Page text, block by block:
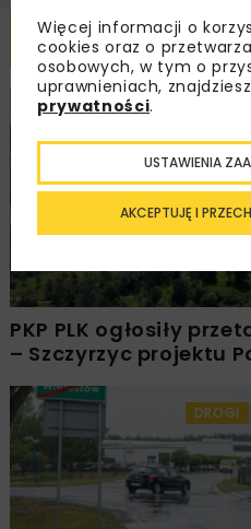
Powiązane
PKP PLK ogłosiły
– Szczyrzyc projektu
DROGI
Więcej informacji o
cookies oraz o
osobowych, w tym o
uprawnieniach,
prywatności.
AKCEPTUJĘ I
USTAWIENIA